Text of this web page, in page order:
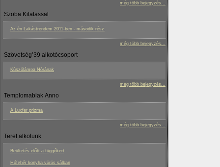
még több bejegyzés...
Szoba Kilatassal
Az én Lakástrendem 2011-ben - második rész
még több bejegyzés...
Szövetség’39 alkotócsoport
Kúszólámpa Nórának
még több bejegyzés...
Templomablak Anno
A Luxfer prizma
még több bejegyzés...
Teret alkotunk
Beültetés előtt a függőkert
Hófehér konyha vörös sálban